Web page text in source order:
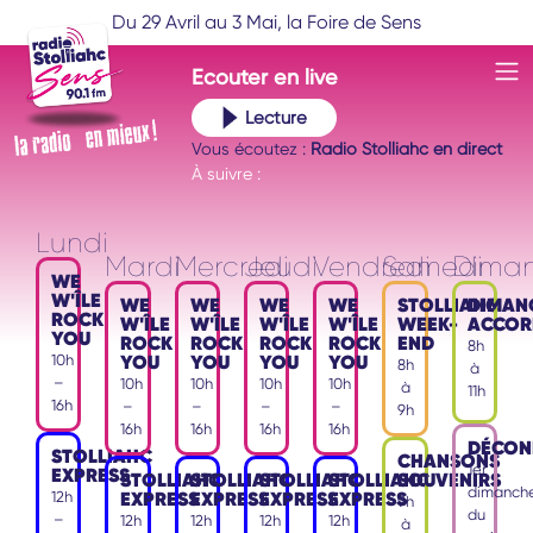
Du 29 Avril au 3 Mai, la Foire de Sens
Ecouteren live
Lecture
Vous écoutez : Radio Stolliahc en direct
À suivre :
Lundi
WE
W'ÎLE
ROCK
YOU
10h
–
16h
STOLLIAHC
EXPRESS
12h
–
Mardi
WE
W'ÎLE
ROCK
YOU
10h
–
16h
STOLLIAHC
EXPRESS
12h
Mercredi
WE
W'ÎLE
ROCK
YOU
10h
–
16h
STOLLIAHC
EXPRESS
12h
Jeudi
WE
W'ÎLE
ROCK
YOU
10h
–
16h
STOLLIAHC
EXPRESS
12h
Vendredi
WE
W'ÎLE
ROCK
YOU
10h
–
16h
STOLLIAHC
EXPRESS
12h
Samedi
STOLLIAHC
WEEK-
END
8h
à
9h
CHANSONS
SOUVENIRS
9h
à
8h
à
11h
1er
du